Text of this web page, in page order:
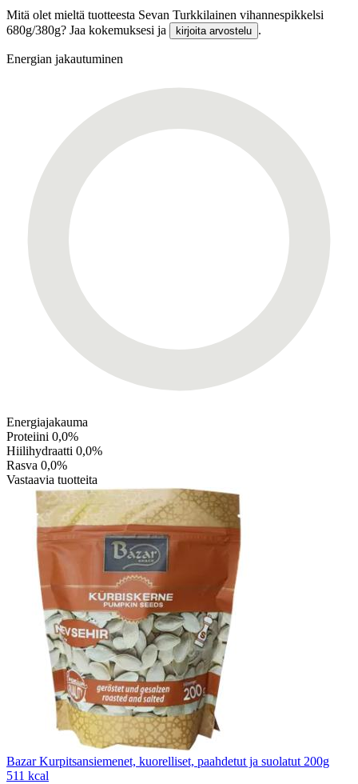
Mitä olet mieltä tuotteesta Sevan Turkkilainen vihannespikkelsi
680g/380g? Jaa kokemuksesi ja
kirjoita arvostelu .
Energian jakautuminen
Energiajakauma
Proteiini 0,0%
Hiilihydraatti 0,0%
Rasva 0,0%
Vastaavia tuotteita
Bazar Kurpitsansiemenet, kuorelliset, paahdetut ja suolatut 200g
511 kcal